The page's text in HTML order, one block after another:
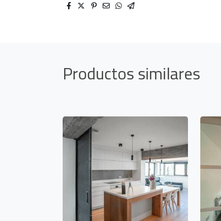
Productos similares